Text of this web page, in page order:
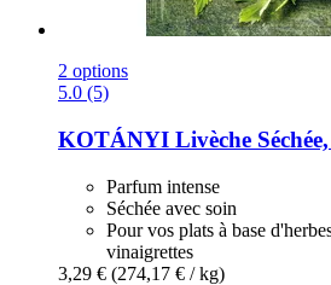
2 options
5.0 (5)
KOTÁNYI Livèche
Parfum intense
Séchée avec soin
Pour vos plats à base
vinaigrettes
3,29 € (274,17 € / kg)